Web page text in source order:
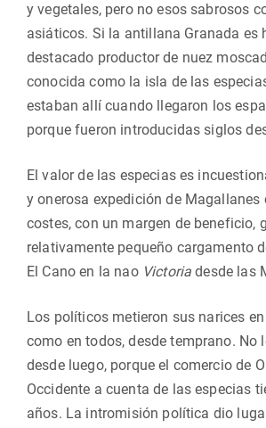
y vegetales, pero no esos sabrosos
asiáticos. Si la antillana Granada es
destacado productor de nuez
conocida como la isla de las
estaban allí cuando llegaron los
porque fueron introducidas siglos
El valor de las especias es
y onerosa expedición de Magallanes
costes, con un margen de beneficio,
relativamente pequeño cargamento
El Cano en la nao Victoria desde las
Los políticos metieron sus narices
como en todos, desde temprano. No
desde luego, porque el comercio de
Occidente a cuenta de las especias
años. La intromisión política dio